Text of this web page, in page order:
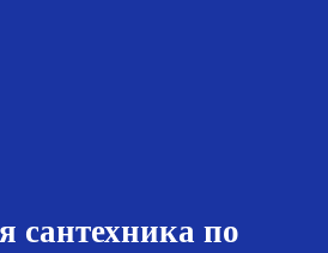
сантехника по